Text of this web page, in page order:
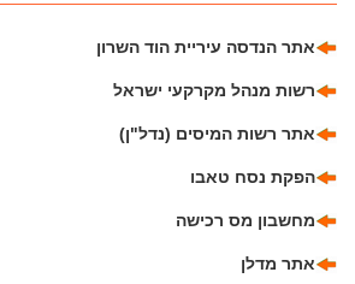
אתר הנדסה עיריית הוד השרון
רשות מנהל מקרקעי ישראל
אתר רשות המיסים (נדל"ן)
הפקת נסח טאבו
מחשבון מס רכישה
אתר מדלן